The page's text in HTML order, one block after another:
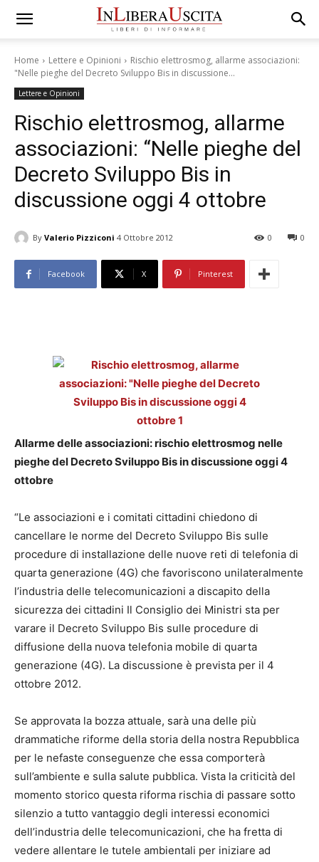
Home Lettere e Opinioni
Rischio elettrosmog, allarme associazioni:
"Nelle pieghe del Decreto Sviluppo Bis in discussione...
Lettere e Opinioni
Rischio elettrosmog, allarme
associazioni: “Nelle pieghe del
Decreto Sviluppo Bis in
discussione oggi 4 ottobre
By Valerio Pizziconi 4 Ottobre 2012 0
0
Facebook X Pinterest
Allarme delle associazioni: rischio elettrosmog nelle
pieghe del Decreto Sviluppo Bis in discussione oggi 4
ottobre
“Le associazioni e i comitati cittadini chiedono di
cancellare le norme del Decreto Sviluppo Bis sulle
procedure di installazione delle nuove reti di telefonia di
quarta generazione (4G) che favoriscono unilateralmente
l’industria delle telecomunicazioni a discapito della
sicurezza dei cittadini Il Consiglio dei Ministri sta per
varare il Decreto Sviluppo Bis sulle procedure di
diffusione della nuova telefonia mobile di quarta
generazione (4G). La discussione è prevista per il 4
ottobre 2012.
Se approvata la bozza attuale, sarà una delle più
drammatiche riforme della storia della nostra Repubblica
per le nefaste conseguenze che essa comporterà
sull’ambiente e sulla salute pubblica. Vista la criticità del
momento storico questa riforma rischia di passare sotto
silenzio a tutto vantaggio degli interessi economici
dell’industria delle telecomunicazioni, che ha fretta di
vedere allentare le tutele ambientali per iniziare ad